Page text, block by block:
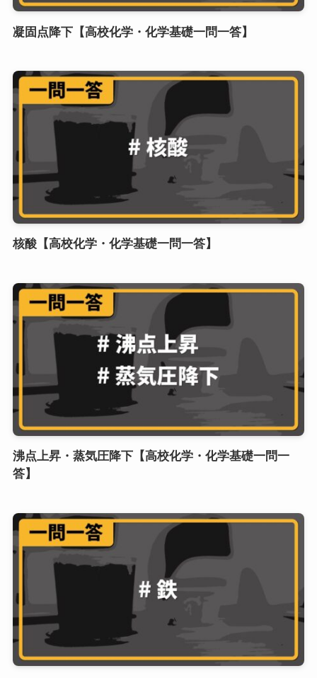
凝固点降下【高校化学・化学基礎一問一答】
核酸【高校化学・化学基礎一問一答】
沸点上昇・蒸気圧降下【高校化学・化学基礎一問一
答】